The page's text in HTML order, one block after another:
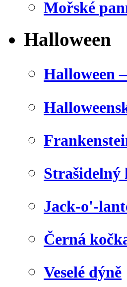
Mořské
Halloween
Halloween
Strašidelný
Jack-o'-
Černá
Veselé dýně